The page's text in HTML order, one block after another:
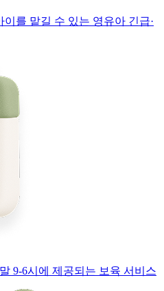
를 맡길 수 있는 영유아 긴급·
9-6시에 제공되는 보육 서비스